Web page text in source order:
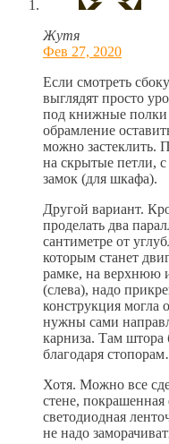
Жутя
Фев 27, 2020
Если смотреть
выглядят просто
под книжные полки
обрамление
можно застеклить.
на скрытые петли,
замок (для шкафа).
Другой вариант.
проделать два
сантиметре от
которым станет
рамке, на верхнюю
(слева), надо
конструкция могла
нужны сами
карниза. Там штора
благодаря
Хотя. Можно все
стене,
светодиодная
не надо